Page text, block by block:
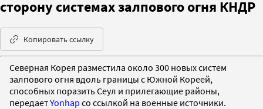
сторону системах залпового огня КНДР
Копировать ссылку
Северная Корея разместила около 300 новых систем
залпового огня вдоль границы с Южной Кореей,
способных поразить Сеул и прилегающие районы,
передаетYonhap со ссылкой на военные источники.